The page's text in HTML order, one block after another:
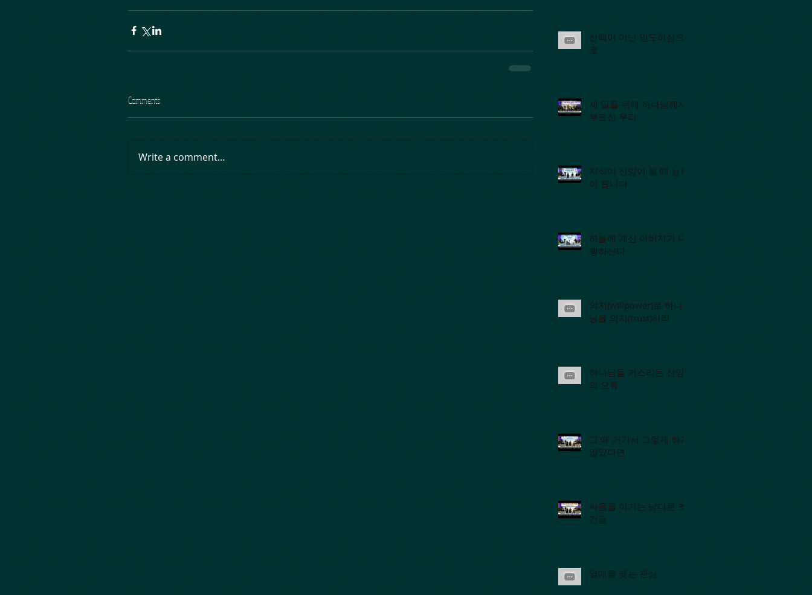
Comments
Write a comment...
선택이 아닌 인도하심으
로
새 일을 위해 하나님께서
부르신 우리
지식이 신앙이 될 때 능력
이 됩니다
하늘에 계신 아버지가 다
행하신다
의지(willpower)로 하나
님을 의지(trust)하라
하나님을 거스리는 신앙
의 오류
그 때 거기서 그렇게 하지
않았다면
싸움을 이기는 남다른 조
건들
열매를 맺는 관심